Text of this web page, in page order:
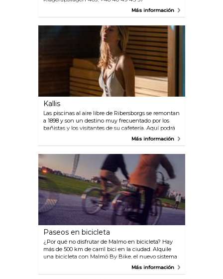
www.kvarnbygk.com Rönnebäck Golfklubb,
+46 40 54 22 20 www.sofiedalsgk.se PGA of
Sweden National, Bara, +46 40 63 55 107
www.pgaswedennational.se Falsterbo Golfklubb,
Fyrvägen 34, +46 40 47 00 78 www.falsterbogk.se
Más información
Kallis
Las piscinas al aire libre de Ribersborgs se remontan
a 1898 y son un destino muy frecuentado por los
bañistas y los visitantes de su cafetería. Aquí podrá
disfrutar de la sauna y de baños de agua salada
Más información
Paseos en bicicleta
¿Por qué no disfrutar de Malmo en bicicleta? Hay
más de 500 km de carril bici en la ciudad. Alquile
una bicicleta con Malmö By Bike, el nuevo sistema
de alquiler de bicicletas en Malmö, con 50Más información